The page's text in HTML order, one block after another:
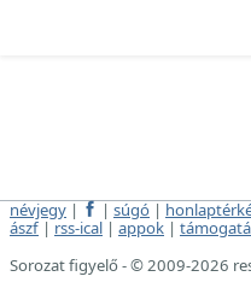
névjegy | | súgó |
ászf | rss-ical | appok |
Sorozat figyelő - © 2009-2026